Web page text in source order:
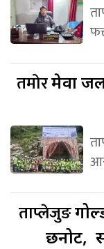
तमोरमेवा
ताप्लेजुङ
छनोट,